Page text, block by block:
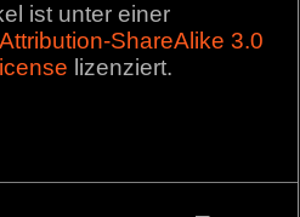
ist unter einer
ShareAlike 3.0
lizenziert.